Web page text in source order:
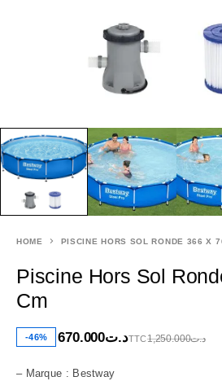
HOME PISCINE HORS SOL RONDE 366 X
Piscine Hors Sol
Cm
-46% د.ت1,250.000 د.ت670.000 TTC
– Marque : Bestway